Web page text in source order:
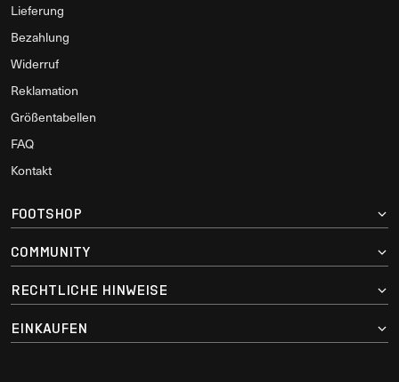
Lieferung
Bezahlung
Widerruf
Reklamation
Größentabellen
FAQ
Kontakt
FOOTSHOP
COMMUNITY
RECHTLICHE HINWEISE
EINKAUFEN